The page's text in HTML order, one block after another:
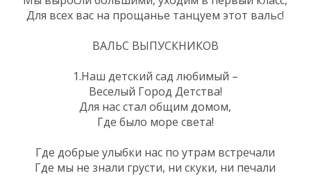
Для всех вас на прощанье танцуем этот вальс!
ВАЛЬС ВЫПУСКНИКОВ
1.Наш детский сад любимый –
Веселый Город Детства!
Для нас стал общим домом,
Где было море света!
Где добрые улыбки нас по утрам встречали
Где мы не знали грусти, ни скуки, ни печали